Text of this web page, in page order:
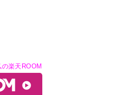
楽天ROOM